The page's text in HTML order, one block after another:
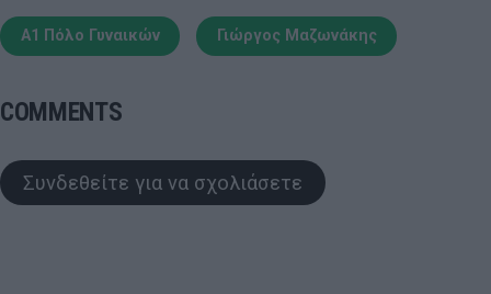
Α1 Πόλο Γυναικών Γιώργος Μαζωνάκης
COMMENTS
Συνδεθείτε για να σχολιάσετε